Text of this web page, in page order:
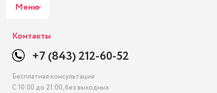
Меню
Контакты
+7 (843) 212-60-52
Бесплатная консультация
С 10:00 до 21:00, без выходных